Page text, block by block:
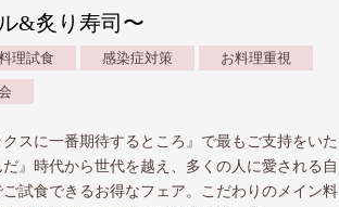
&炙り寿司〜
理試食 感染症対策 お料理重視
スに一番期待するところ』で最もご支持をいた
』時代から世代を越え、多くの人に愛される自
試食できるお得なフェア。こだわりのメイン料